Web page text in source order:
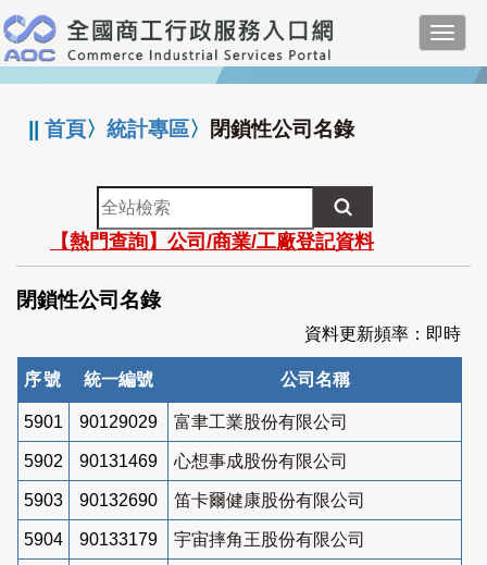
跳
到
主
要
:::
||首頁〉統計專區〉 閉鎖性公司名錄
全
站
檢
索
【熱門查詢】公司/商業/工廠登記資料
閉鎖性公司名錄
資料更新頻率：即時
序號 統一編號 公司名稱
5901 90129029 富聿工業股份有限公司
5902 90131469 心想事成股份有限公司
5903 90132690 笛卡爾健康股份有限公司
5904 90133179 宇宙摔角王股份有限公司